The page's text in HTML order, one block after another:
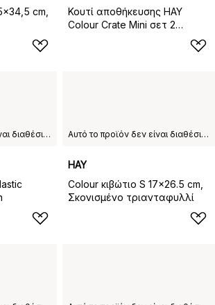
cm,
Κουτί αποθήκευσης HAY
Colour Crate Mini σετ 2
τεμαχίων 13x17 cm, Dark blue
Αυτό το προϊόν δεν είναι διαθέσιμο στη χώρα παράδοσης που έχετε επιλέξει. Αυτό το προϊόν δεν είναι διαθέσιμο στη χώρα παράδοσης που έχετε επιλέξει.
HAY
Colour κιβώτιο S 17x26.5 cm,
Σκονισμένο τριανταφυλλί